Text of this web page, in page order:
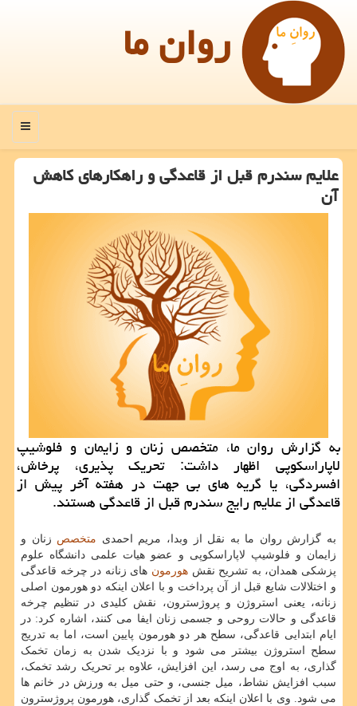
روان ما
منو
علایم سندرم قبل از قاعدگی و راهکارهای کاهش
آن
به گزارش روان ما، متخصص زنان و زایمان و فلوشیپ
لاپاراسکوپی اظهار داشت: تحریک پذیری، پرخاش،
افسردگی، یا گریه های بی جهت در هفته آخر پیش از
قاعدگی از علایم رایج سندرم قبل از قاعدگی هستند.
به گزارش روان ما به نقل از وبدا، مریم احمدی متخصص زنان و
زایمان و فلوشیپ لاپاراسکوپی و عضو هیات علمی دانشگاه علوم
پزشکی همدان، به تشریح نقش هورمون های زنانه در چرخه قاعدگی
و اختلالات شایع قبل از آن پرداخت و با اعلان اینکه دو هورمون اصلی
زنانه، یعنی استروژن و پروژسترون، نقش کلیدی در تنظیم چرخه
قاعدگی و حالات روحی و جسمی زنان ایفا می کنند، اشاره کرد: در
ایام ابتدایی قاعدگی، سطح هر دو هورمون پایین است، اما به تدریج
سطح استروژن بیشتر می شود و با نزدیک شدن به زمان تخمک
گذاری، به اوج می رسد، این افزایش، علاوه بر تحریک رشد تخمک،
سبب افزایش نشاط، میل جنسی، و حتی میل به ورزش در خانم ها
می شود. وی با اعلان اینکه بعد از تخمک گذاری، هورمون پروژسترون